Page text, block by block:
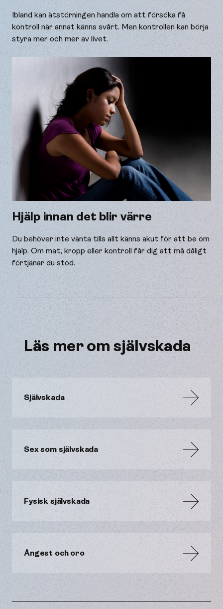
Ibland kan ätstörningen handla om att försöka få
kontroll när annat känns svårt. Men kontrollen kan börja
styra mer och mer av livet.
Hjälp innan det blir värre
Du behöver inte vänta tills allt känns akut för att be om
hjälp. Om mat, kropp eller kontroll får dig att må dåligt
förtjänar du stöd.
Läs mer om självskada
Självskada
Sex som självskada
Fysisk självskada
Ångest och oro